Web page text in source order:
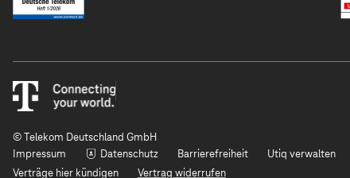
© Telekom Deutschland GmbH
Impressum
Datenschutz Barrierefreiheit Utiq verwalten
Verträge hier kündigen
Vertrag widerrufen